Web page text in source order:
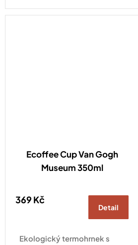
každodenní nošení. Tahle
varianta ve vyletněném
Ecoffee Cup Van Gogh
Museum 350ml
369 Kč
Detail
Ekologický termohrnek s